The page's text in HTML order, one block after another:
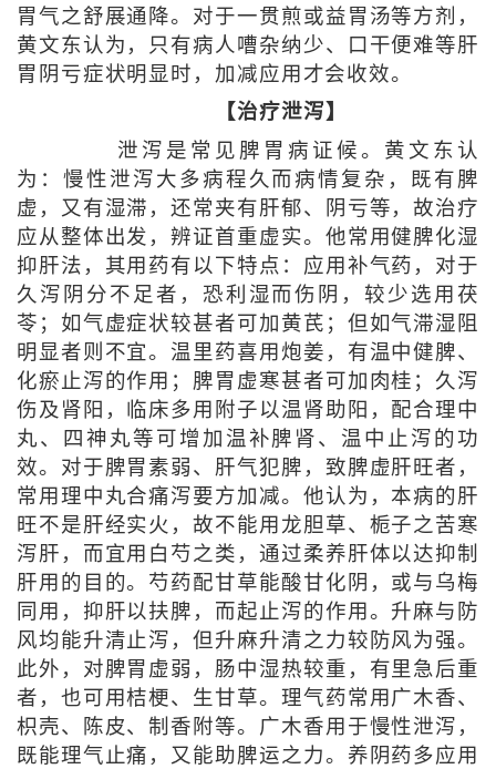
胃气之舒展通降。对于一贯煎或益胃汤等方剂，
黄文东认为，只有病人嘈杂纳少、口干便难等肝
胃阴亏症状明显时，加减应用才会收效。
【治疗泄泻】
泄泻是常见脾胃病证候。黄文东认
为：慢性泄泻大多病程久而病情复杂，既有脾
虚，又有湿滞，还常夹有肝郁、阴亏等，故治疗
应从整体出发，辨证首重虚实。他常用健脾化湿
抑肝法，其用药有以下特点：应用补气药，对于
久泻阴分不足者，恐利湿而伤阴，较少选用茯
苓；如气虚症状较甚者可加黄芪；但如气滞湿阻
明显者则不宜。温里药喜用炮姜，有温中健脾、
化瘀止泻的作用；脾胃虚寒甚者可加肉桂；久泻
伤及肾阳，临床多用附子以温肾助阳，配合理中
丸、四神丸等可增加温补脾肾、温中止泻的功
效。对于脾胃素弱、肝气犯脾，致脾虚肝旺者，
常用理中丸合痛泻要方加减。他认为，本病的肝
旺不是肝经实火，故不能用龙胆草、栀子之苦寒
泻肝，而宜用白芍之类，通过柔养肝体以达抑制
肝用的目的。芍药配甘草能酸甘化阴，或与乌梅
同用，抑肝以扶脾，而起止泻的作用。升麻与防
风均能升清止泻，但升麻升清之力较防风为强。
此外，对脾胃虚弱，肠中湿热较重，有里急后重
者，也可用桔梗、生甘草。理气药常用广木香、
枳壳、陈皮、制香附等。广木香用于慢性泄泻，
既能理气止痛，又能助脾运之力。养阴药多应用